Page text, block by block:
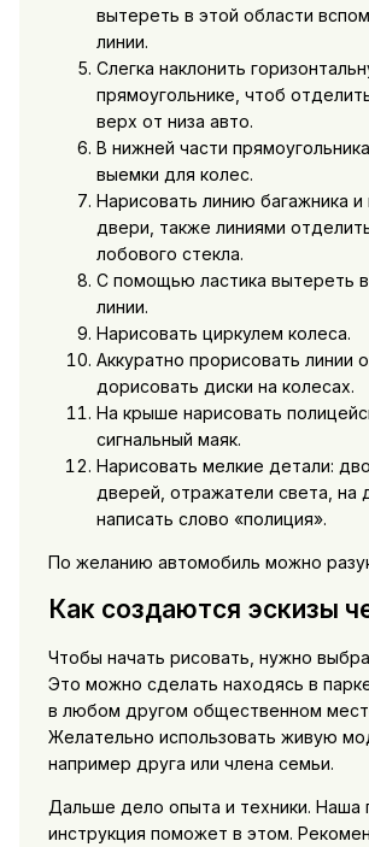
вытереть в этой области
линии.
Слегка наклонить
прямоугольнике, чтоб
верх от низа авто.
В нижней части
выемки для колес.
Нарисовать линию багажника
двери, также линиями
лобового стекла.
С помощью ластика вытереть
линии.
Нарисовать циркулем колеса.
Аккуратно прорисовать линии
дорисовать диски на колесах.
На крыше нарисовать
сигнальный маяк.
Нарисовать мелкие детали:
дверей, отражатели света, на
написать слово «полиция».
По желанию автомобиль можно
Как создаются эскизы
Чтобы начать рисовать, нужно
Это можно сделать находясь в
в любом другом общественном
Желательно использовать живую
например друга или члена семьи.
Дальше дело опыта и техники. Наша
инструкция поможет в этом.